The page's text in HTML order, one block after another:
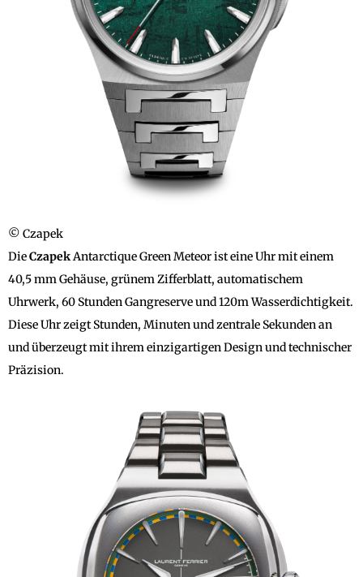
© Czapek
DieCzapekAntarctique Green Meteor ist eine Uhr mit einem
40,5 mm Gehäuse, grünem Zifferblatt, automatischem
Uhrwerk, 60 Stunden Gangreserve und 120m Wasserdichtigkeit.
Diese Uhr zeigt Stunden, Minuten und zentrale Sekunden an
und überzeugt mit ihrem einzigartigen Design und technischer
Präzision.